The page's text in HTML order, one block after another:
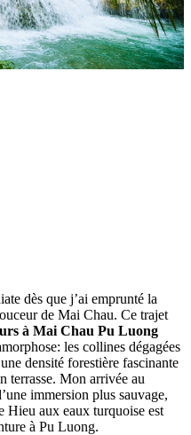
dès que j’ai emprunté la
de Mai Chau. Ce trajet
à Mai Chau Pu Luong
les collines dégagées
densité forestière fascinante
terrasse. Mon arrivée au
immersion plus sauvage,
Hieu aux eaux turquoise est
à Pu Luong.